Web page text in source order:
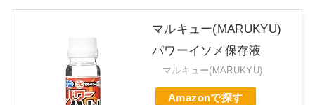
マルキュー(MARUKYU)
パワーイソメ保存液
マルキュー(MARUKYU)
Amazonで探す